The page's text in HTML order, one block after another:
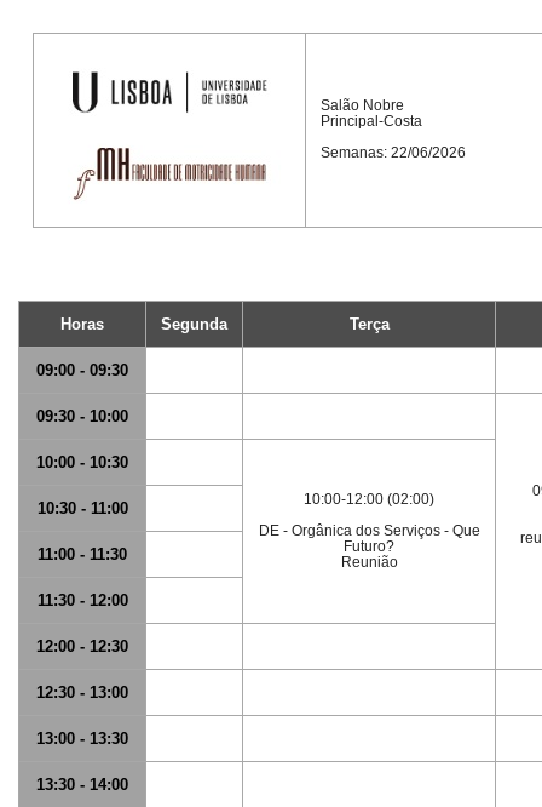
Salão Nobre
Principal-Costa
Semanas: 22/06/2026
Horas Segunda Terça
09:00 - 09:30
09:30 - 10:00
10:00 - 10:30
10:00-12:00 (02:00)
DE - Orgânica dos Serviços - Que
Futuro?
Reunião
10:30 - 11:00
11:00 - 11:30
11:30 - 12:00
12:00 - 12:30
12:30 - 13:00
13:00 - 13:30
13:30 - 14:00